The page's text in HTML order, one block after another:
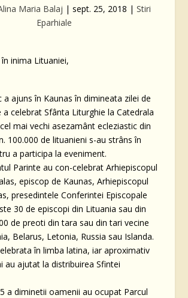
Maria Balaj | sept. 25, 2018 | Stiri
Eparhiale
a ajuns în Kaunas în dimineata zilei de
a celebrat Sfânta Liturghie la Catedrala
mai vechi asezamânt ecleziastic din
100.000 de lituanieni s-au strâns în
a participa la eveniment.
Parinte au con-celebrat Arhiepiscopul
episcop de Kaunas, Arhiepiscopul
presedintele Conferintei Episcopale
30 de episcopi din Lituania sau din
de preoti din tara sau din tari vecine
Belarus, Letonia, Russia sau Islanda.
în limba latina, iar aproximativ
au ajutat la distribuirea Sfintei
a diminetii oamenii au ocupat Parcul